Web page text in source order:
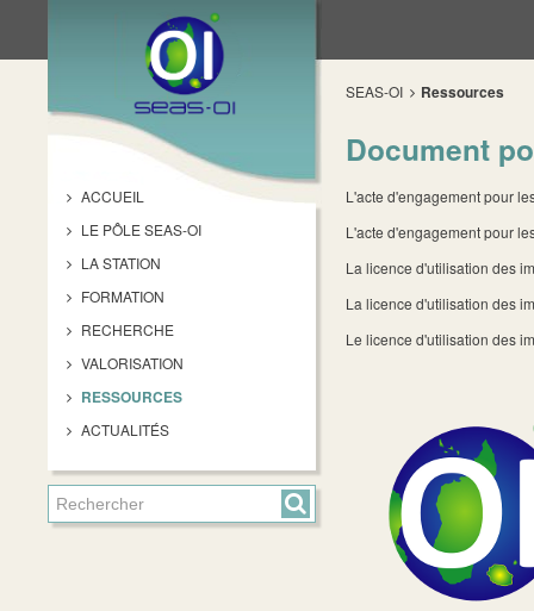
ACCUEIL
LE PÔLE SEAS-OI
LA STATION
FORMATION
RECHERCHE
VALORISATION
RESSOURCES
ACTUALITÉS
SEAS-OI Ressources
Document
L'acte d'engagement pour
L'acte d'engagement pour
La licence d'utilisation des
La licence d'utilisation des
Le licence d'utilisation des